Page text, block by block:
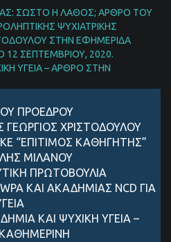
ΣΩΣΤΟ Η ΛΑΘΟΣ; ΑΡΘΡΟ ΤΟΥ
ΨΥΧΙΑΤΡΙΚΗΣ
ΣΤΗΝ ΕΦΗΜΕΡΙΔΑ
ΣΕΠΤΕΜΒΡΙΟΥ, 2020.
ΥΓΕIΑ – AΡΘΡΟ ΣΤΗΝ
ΠΡΟΕΔΡΟΥ
ΧΡΙΣΤΟΔΟΥΛΟΥ
“ΕΠΙΤΙΜΟΣ ΚΑΘΗΓΗΤΗΣ”
ΜΙΛΑΝΟΥ
ΠΡΩΤΟΒΟΥΛΙΑ
ΚΑΙ ΑΚΑΔΗΜΙΑΣ NCD ΓΙΑ
ΚΑΙ ΨΥΧΙΚH ΥΓΕIΑ –